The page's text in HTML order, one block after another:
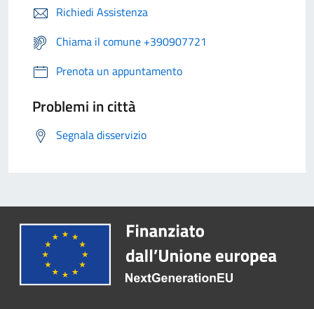
Richiedi Assistenza
Chiama il comune +390907721
Prenota un appuntamento
Problemi in città
Segnala disservizio